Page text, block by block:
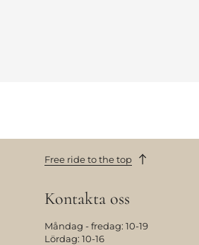
Free ride to the top
Kontakta oss
Måndag - fredag: 10-19
Lördag: 10-16